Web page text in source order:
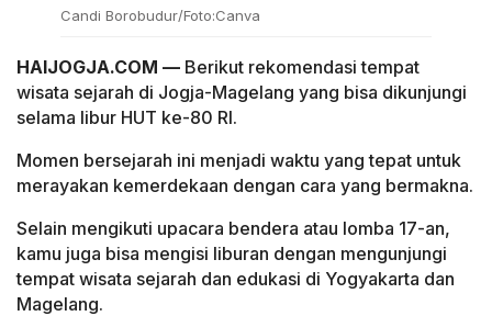
Candi Borobudur/Foto:Canva
HAIJOGJA.COM — Berikut rekomendasi tempat
wisata sejarah di Jogja-Magelang yang bisa dikunjungi
selama libur HUT ke-80 RI.
Momen bersejarah ini menjadi waktu yang tepat untuk
merayakan kemerdekaan dengan cara yang bermakna.
Selain mengikuti upacara bendera atau lomba 17-an,
kamu juga bisa mengisi liburan dengan mengunjungi
tempat wisata sejarah dan edukasi di Yogyakarta dan
Magelang.